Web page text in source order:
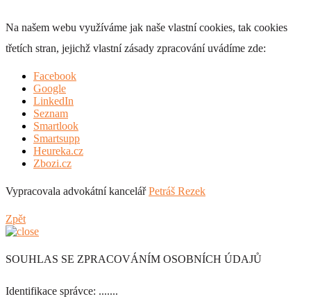
Na našem webu využíváme jak naše vlastní cookies, tak cookies
třetích stran, jejichž vlastní zásady zpracování uvádíme zde:
Facebook
Google
LinkedIn
Seznam
Smartlook
Smartsupp
Heureka.cz
Zbozi.cz
Vypracovala advokátní kancelářPetráš Rezek
Zpět
SOUHLAS SE ZPRACOVÁNÍM OSOBNÍCH ÚDAJŮ
Identifikace správce: .......